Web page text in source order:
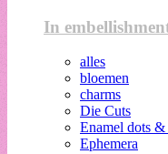
In
alles
bloemen
charms
Die Cuts
Enamel dots &
Ephemera